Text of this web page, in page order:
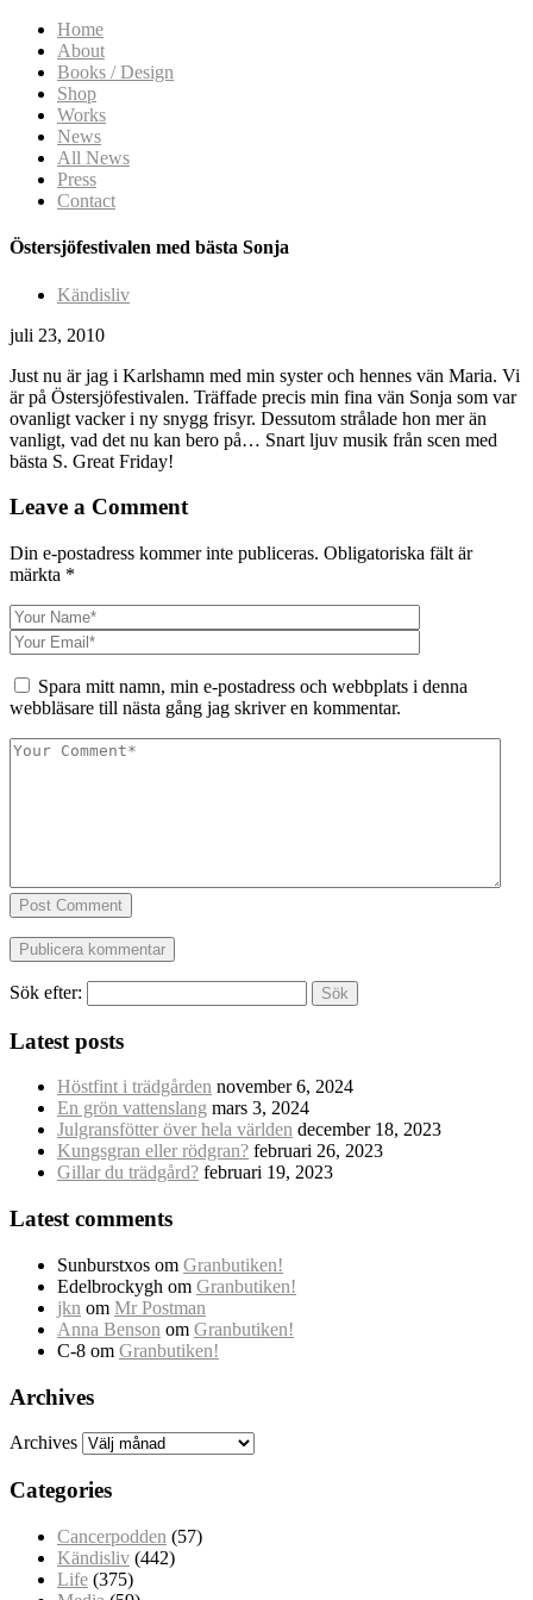
Home
About
Books / Design
Shop
Works
News
All News
Press
Contact
Östersjöfestivalen med bästa Sonja
Kändisliv
juli 23, 2010
Just nu är jag i Karlshamn med min syster och hennes vän Maria. Vi
är på Östersjöfestivalen. Träffade precis min fina vän Sonja som var
ovanligt vacker i ny snygg frisyr. Dessutom strålade hon mer än
vanligt, vad det nu kan bero på… Snart ljuv musik från scen med
bästa S. Great Friday!
Leave a Comment
Din e-postadress kommer inte publiceras. Obligatoriska fält är
märkta *
Spara mitt namn, min e-postadress och webbplats i denna
webbläsare till nästa gång jag skriver en kommentar.
Post Comment
Sök efter:
Latest posts
Höstfint i trädgården november 6, 2024
En grön vattenslang mars 3, 2024
Julgransfötter över hela världen december 18, 2023
Kungsgran eller rödgran? februari 26, 2023
Gillar du trädgård? februari 19, 2023
Latest comments
Sunburstxos om Granbutiken!
Edelbrockygh om Granbutiken!
jkn om Mr Postman
Anna Benson om Granbutiken!
C-8 om Granbutiken!
Archives
Archives
Categories
Cancerpodden (57)
Kändisliv (442)
Life (375)